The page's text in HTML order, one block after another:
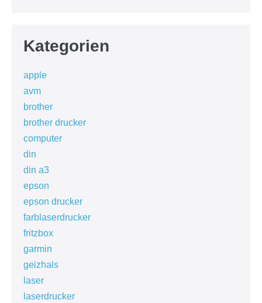
Kategorien
apple
avm
brother
brother drucker
computer
din
din a3
epson
epson drucker
farblaserdrucker
fritzbox
garmin
geizhals
laser
laserdrucker